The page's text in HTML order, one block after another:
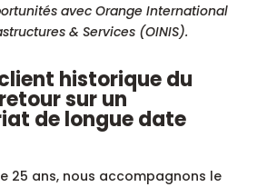
avec Orange International
& Services (OINIS).
historique du
sur un
de longue date
25 ans, nous accompagnons le